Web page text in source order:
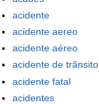
acidente
acidente aereo
acidente aéreo
acidente de trânsito
acidente fatal
acidentes